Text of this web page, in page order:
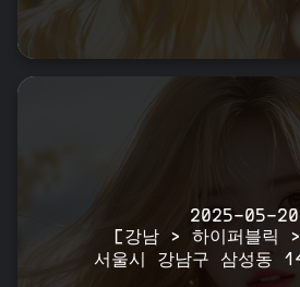
2025-05-20
[강남 > 하이퍼블릭
서울시 강남구 삼성동